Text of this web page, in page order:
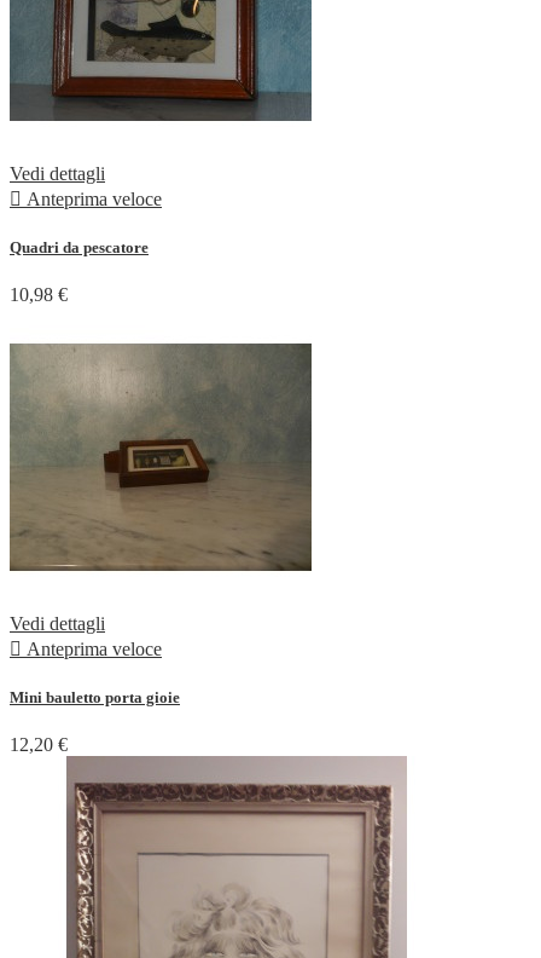
Vedi dettagli
 Anteprima veloce
Quadri da pescatore
10,98 €
Vedi dettagli
 Anteprima veloce
Mini bauletto porta gioie
12,20 €